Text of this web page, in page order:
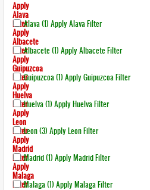
Apply
Alava
FilterAlava (1) Apply Alava Filter
Apply
Albacete
FilterAlbacete (1) Apply Albacete Filter
Apply
Guipuzcoa
FilterGuipuzcoa (1) Apply Guipuzcoa Filter
Apply
Huelva
FilterHuelva (1) Apply Huelva Filter
Apply
Leon
FilterLeon (3) Apply Leon Filter
Apply
Madrid
FilterMadrid (1) Apply Madrid Filter
Apply
Malaga
FilterMalaga (1) Apply Malaga Filter